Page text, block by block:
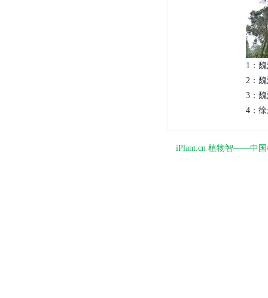
1：
2：
3：
4：
iPlant.cn 植物智——中国